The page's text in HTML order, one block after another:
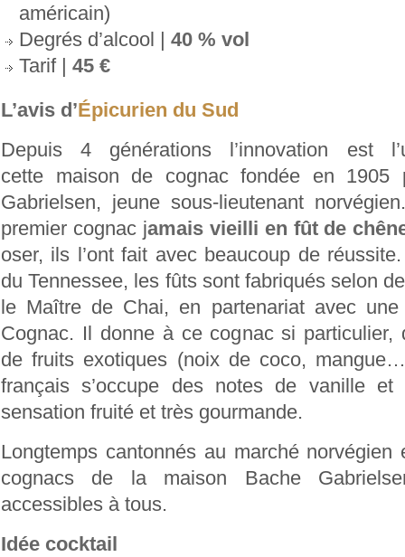
américain)
Degrés d’alcool | 40 % vol
Tarif | 45 €
L’avis d’Épicurien du Sud
Depuis 4 générations l’innovation est
cette maison de cognac fondée en 1905
Gabrielsen, jeune sous-lieutenant
premier cognac jamais vieilli en fût de
oser, ils l’ont fait avec beaucoup de
du Tennessee, les fûts sont fabriqués selon
le Maître de Chai, en partenariat avec
Cognac. Il donne à ce cognac si particulier,
de fruits exotiques (noix de coco,
français s’occupe des notes de vanille
sensation fruité et très gourmande.
Longtemps cantonnés au marché norvégien
cognacs de la maison Bache
accessibles à tous.
Idée cocktail